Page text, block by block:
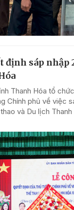
định sáp nhập
Thanh Hóa tổ
Chính phủ về việc
và Du lịch